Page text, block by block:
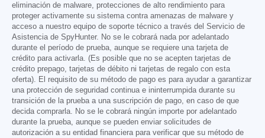
eliminación de malware, protecciones de alto rendimiento para
proteger activamente su sistema contra amenazas de malware y
acceso a nuestro equipo de soporte técnico a través del Servicio de
Asistencia de SpyHunter. No se le cobrará nada por adelantado
durante el período de prueba, aunque se requiere una tarjeta de
crédito para activarla. (Es posible que no se acepten tarjetas de
crédito prepago, tarjetas de débito ni tarjetas de regalo con esta
oferta). El requisito de su método de pago es para ayudar a garantizar
una protección de seguridad continua e ininterrumpida durante su
transición de la prueba a una suscripción de pago, en caso de que
decida comprarla. No se le cobrará ningún importe por adelantado
durante la prueba, aunque se pueden enviar solicitudes de
autorización a su entidad financiera para verificar que su método de